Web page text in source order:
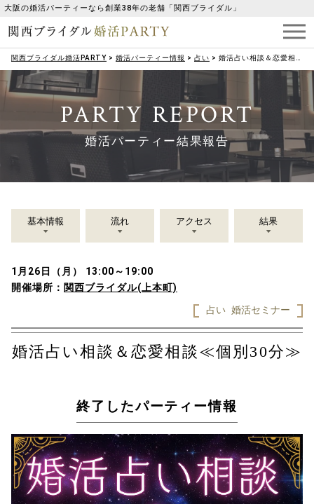
大阪の婚活パーティーなら創業38年の老舗「関西ブライダル」
関西ブライダル婚活PARTY > 婚活パーティー情報 > 占い > 婚活占い相談＆恋愛相談≪個別30分≫
PARTY REPORT
婚活パーティー結果報告
基本情報 流れ アクセス 結果
1月26日（月） 13:00～19:00
開催場所： 関西ブライダル(上本町)
占い 婚活セミナー
婚活占い相談＆恋愛相談≪個別30分≫
終了したパーティー情報